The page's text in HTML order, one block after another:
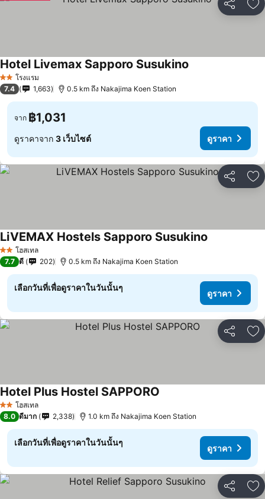
แชร์ เ
2 ดาวโรงแรม
Hotel Livemax Sapporo Susukino
7.4 1,663 0.5 km ถึง Nakajima Koen Station
จาก ฿1,031
ดูราคาจาก 3 เว็บไซต์ ดูราคา
แชร์ เ
2 ดาวโฮสเทล
LiVEMAX Hostels Sapporo Susukino
7.7 ดี 202 0.5 km ถึง Nakajima Koen Station
เลือกวันที่เพื่อดูราคาในวันนั้นๆ
ดูราคา
แชร์ เ
2 ดาวโฮสเทล
Hotel Plus Hostel SAPPORO
8.0 ดีมาก 2,338 1.0 km ถึง Nakajima Koen Station
เลือกวันที่เพื่อดูราคาในวันนั้นๆ
ดูราคา
แชร์ เ